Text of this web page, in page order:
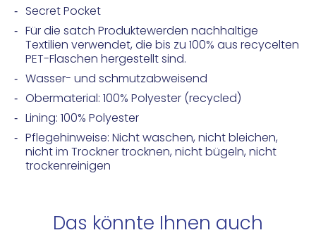
Secret Pocket
Für die satch Produktewerden nachhaltige
Textilien verwendet, die bis zu 100% aus recycelten
PET-Flaschen hergestellt sind.
Wasser- und schmutzabweisend
Obermaterial: 100% Polyester (recycled)
Lining: 100% Polyester
Pflegehinweise: Nicht waschen, nicht bleichen,
nicht im Trockner trocknen, nicht bügeln, nicht
trockenreinigen
Das könnte Ihnen auch